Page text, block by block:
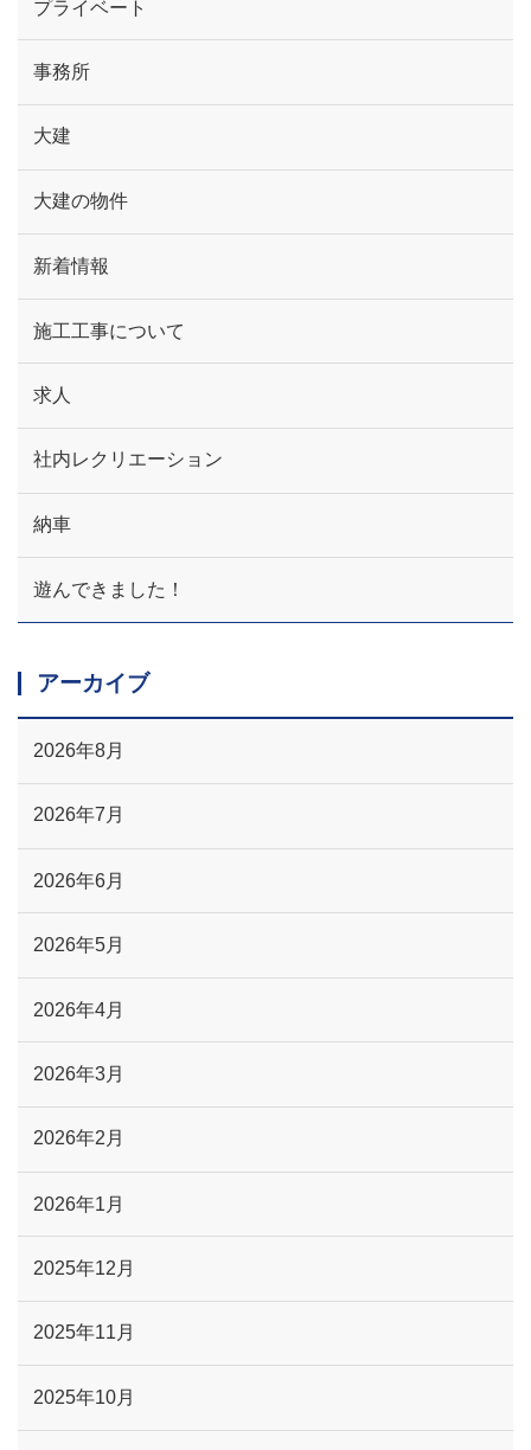
プライベート
事務所
大建
大建の物件
新着情報
施工工事について
求人
社内レクリエーション
納車
遊んできました！
アーカイブ
2026年8月
2026年7月
2026年6月
2026年5月
2026年4月
2026年3月
2026年2月
2026年1月
2025年12月
2025年11月
2025年10月